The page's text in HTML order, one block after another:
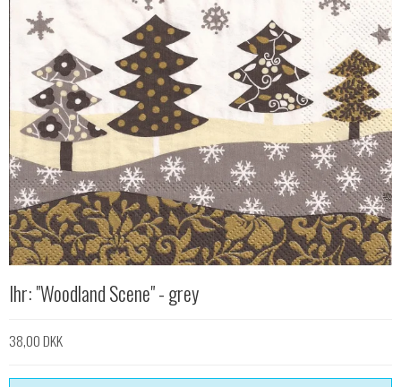
Ihr: "Woodland Scene" - grey
38,00 DKK